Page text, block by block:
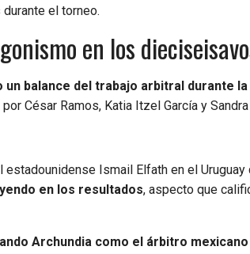
el torneo.
en los
un balance del trabajo arbitral durante
César Ramos, Katia Itzel García y
Ismail Elfath en el Uruguay
en los resultados, aspecto que
Archundia como el árbitro